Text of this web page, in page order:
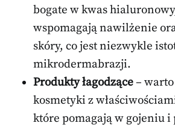
bogate w kwas
wspomagają nawilżenie
skóry, co jest niezwykle
mikrodermabrazji.
Produkty łagodzące–
kosmetyki z
które pomagają w gojeniu i